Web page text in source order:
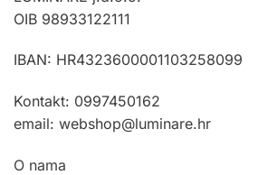
odabrati
stranici
OIB 98933122111
IBAN: HR4323600001103258099
Kontakt: 0997450162
email: webshop@luminare.hr
O nama